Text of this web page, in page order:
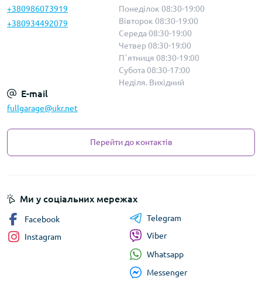
+380986073919
+380934492079
Понеділок 08:30-19:00
Вівторок 08:30-19:00
Середа 08:30-19:00
Четвер 08:30-19:00
Пʼятниця 08:30-19:00
Субота 08:30-17:00
Неділя. Вихідний
E-mail
fullgarage@ukr.net
Перейти до контактів
Ми у соціальних мережах
Facebook
Instagram
Telegram
Viber
Whatsapp
Messenger